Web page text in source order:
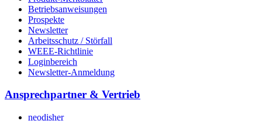
Betriebsanweisungen
Prospekte
Newsletter
Arbeitsschutz / Störfall
WEEE-Richtlinie
Loginbereich
Newsletter-Anmeldung
Ansprechpartner & Vertrieb
neodisher